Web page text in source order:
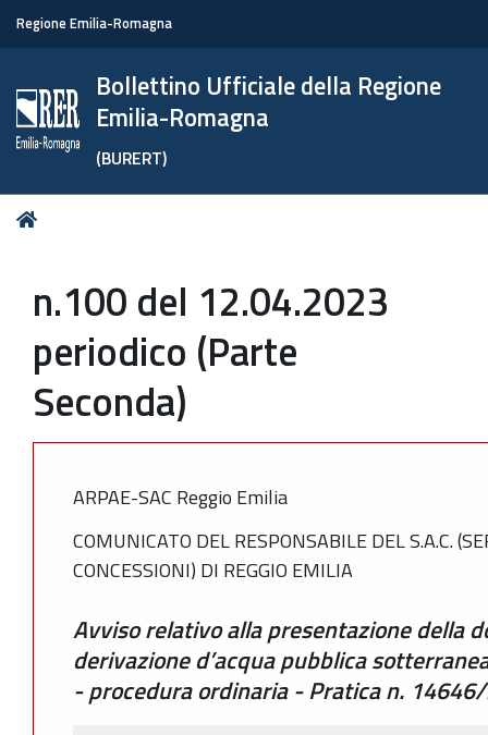
Regione Emilia-Romagna
Bollettino Ufficiale della Regione
Emilia-Romagna
(BURERT)
Tu
n.100 del 12.04.2023
periodico (Parte
Seconda)
ARPAE-SAC Reggio Emilia
COMUNICATO DEL RESPONSABILE DEL S.A.C.
CONCESSIONI) DI REGGIO EMILIA
Avviso relativo alla presentazione della
derivazione d’acqua pubblica
- procedura ordinaria - Pratica n.